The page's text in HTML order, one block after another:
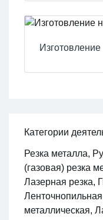
Категории
Резка металла,
(газовая) резка
Лазерная резка,
металлическая,